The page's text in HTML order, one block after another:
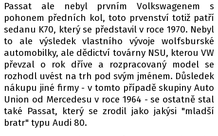
Máte příběh, fotku nebo video?
Pošlete e-mail na autoroad.cz
ETICKÝ KODEX
KONTAKT
VYDAVATEL
Passat ale nebyl prvním Volkswagenem s
pohonem předních kol, toto prvenství totiž patří
sedanu K70, který se představil v roce 1970. Nebyl
to ale výsledek vlastního vývoje wolfsburské
automobilky, ale dědictví továrny NSU, kterou VW
převzal o rok dříve a rozpracovaný model se
rozhodl uvést na trh pod svým jménem. Důsledek
nákupu jiné firmy - v tomto případě skupiny Auto
Union od Mercedesu v roce 1964 - se ostatně stal
také Passat, který se zrodil jako jakýsi "mladší
bratr" typu Audi 80.